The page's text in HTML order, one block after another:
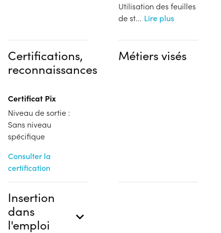
Utilisation des feuilles
de st... Lire plus
Certifications,
reconnaissances
Certificat Pix
Niveau de sortie :
Sans niveau
spécifique
Consulter la
certification
Métiers visés
Insertion
dans
l'emploi